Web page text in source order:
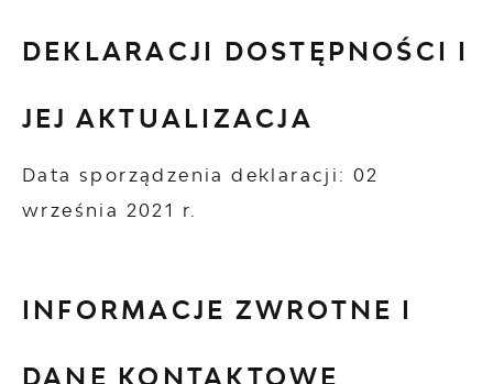
DEKLARACJI DOSTĘPNOŚCI I
JEJ AKTUALIZACJA
Data sporządzenia deklaracji: 02
września 2021 r.
INFORMACJE ZWROTNE I
DANE KONTAKTOWE